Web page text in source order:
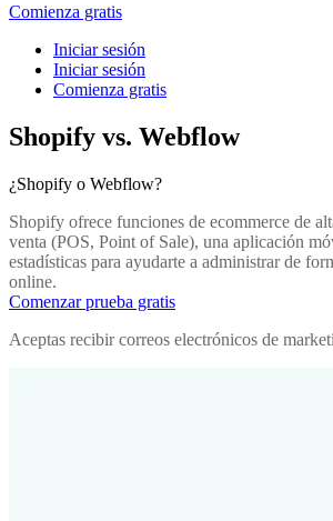
Comienza gratis
Iniciar sesión
Iniciar sesión
Comienza gratis
Shopify vs. Webflow
¿Shopify o Webflow?
Shopify ofrece funciones de ecommerce de
venta (POS, Point of Sale), una aplicación
estadísticas para ayudarte a administrar de
online.
Comenzar prueba gratis
Aceptas recibir correos electrónicos de